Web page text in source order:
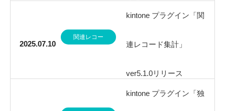
2025.07.10
関連レコー
kintone プラグイン「関
連レコード集計」
ver5.1.0リリース
kintone プラグイン「独